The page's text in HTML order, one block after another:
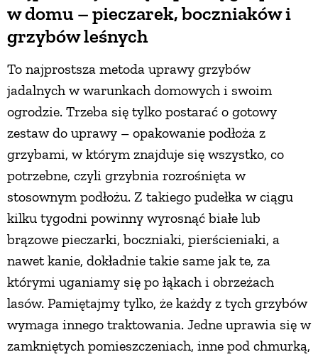
w domu – pieczarek, boczniaków i
grzybów leśnych
To najprostsza metoda uprawy grzybów
jadalnych w warunkach domowych i swoim
ogrodzie. Trzeba się tylko postarać o gotowy
zestaw do uprawy – opakowanie podłoża z
grzybami, w którym znajduje się wszystko, co
potrzebne, czyli grzybnia rozrośnięta w
stosownym podłożu. Z takiego pudełka w ciągu
kilku tygodni powinny wyrosnąć białe lub
brązowe pieczarki, boczniaki, pierścieniaki, a
nawet kanie, dokładnie takie same jak te, za
którymi uganiamy się po łąkach i obrzeżach
lasów. Pamiętajmy tylko, że każdy z tych grzybów
wymaga innego traktowania. Jedne uprawia się w
zamkniętych pomieszczeniach, inne pod chmurką,